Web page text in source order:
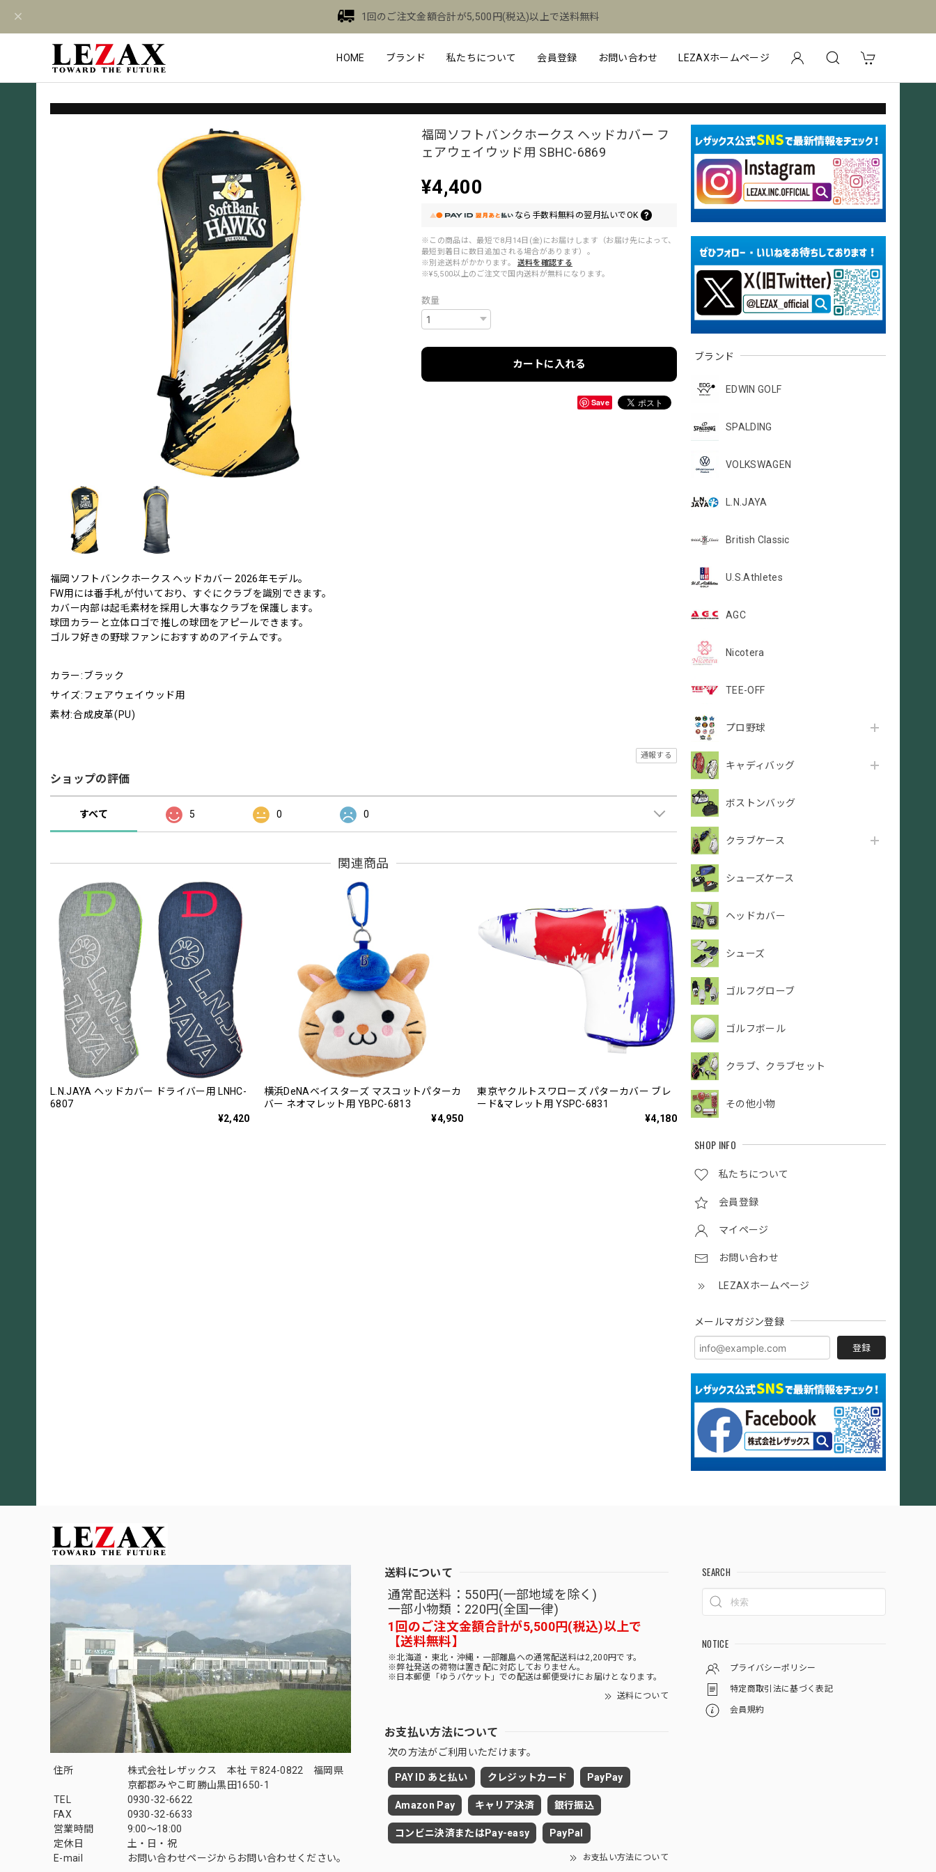
1回のご注文金額合計が5,500円(税込)以上で送料無料
HOME ブランド 私たちについて 会員登録 お問い合わせ LEZAXホームページ
ブランド
EDWIN GOLF
SPALDING
VOLKSWAGEN
L.N.JAYA
British Classic
U.S.Athletes
AGC
Nicotera
TEE-OFF
プロ野球
キャディバッグ
ボストンバッグ
クラブケース
シューズケース
ヘッドカバー
シューズ
ゴルフグローブ
ゴルフボール
クラブ、クラブセット
その他小物
SHOP INFO
私たちについて
会員登録
マイページ
お問い合わせ
LEZAXホームページ
メールマガジン登録
登録
福岡ソフトバンクホークス ヘッドカバー フ
ェアウェイウッド用 SBHC-6869
¥4,400
なら 手数料無料の翌月払いでOK
※この商品は、最短で8月14日(金)にお届けします（お届け先によって、
最短到着日に数日追加される場合があります）。
※別途送料がかかります。
送料を確認する
※¥5,500以上のご注文で国内送料が無料になります。
数量
カートに入れる
Save
福岡ソフトバンクホークス ヘッドカバー 2026年モデル。
FW用には番手札が付いており、すぐにクラブを識別できます。
カバー内部は起毛素材を採用し大事なクラブを保護します。
球団カラーと立体ロゴで推しの球団をアピールできます。
ゴルフ好きの野球ファンにおすすめのアイテムです。
カラー:ブラック
サイズ:フェアウェイウッド用
素材:合成皮革(PU)
通報する
ショップの評価
すべて 5 0 0
関連商品
L.N.JAYA ヘッドカバー ドライバー用 LNHC-
6807
¥2,420
横浜DeNAベイスターズ マスコットパターカ
バー ネオマレット用 YBPC-6813
¥4,950
東京ヤクルトスワローズ パターカバー ブレ
ード&マレット用 YSPC-6831
¥4,180
住所
株式会社レザックス 本社 〒824-0822 福岡県
京都郡みやこ町勝山黒田1650-1
TEL
0930-32-6622
FAX
0930-32-6633
営業時間
9:00〜18:00
定休日
土・日・祝
E-mail
お問い合わせページからお問い合わせください。
送料について
通常配送料：550円(一部地域を除く)
一部小物類：220円(全国一律)
1回のご注文金額合計が5,500円(税込)以上で
【送料無料】
※北海道・東北・沖縄・一部離島への通常配送料は2,200円です。
※弊社発送の荷物は置き配に対応しておりません。
※日本郵便「ゆうパケット」での配送は郵便受けにお届けとなります。
送料について
お支払い方法について
次の方法がご利用いただけます。
PAY ID あと払い クレジットカード PayPay
Amazon Pay キャリア決済 銀行振込
コンビニ決済またはPay-easy PayPal
お支払い方法について
SEARCH
NOTICE
プライバシーポリシー
特定商取引法に基づく表記
会員規約